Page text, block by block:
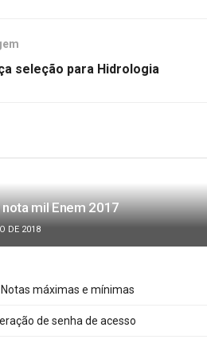
seleção para Hidrologia
mil Enem 2017
DE 2018
Notas máximas e mínimas
de senha de acesso